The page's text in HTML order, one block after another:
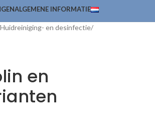
ALGEMENE INFORMATIE
Huidreiniging- en desinfectie
en